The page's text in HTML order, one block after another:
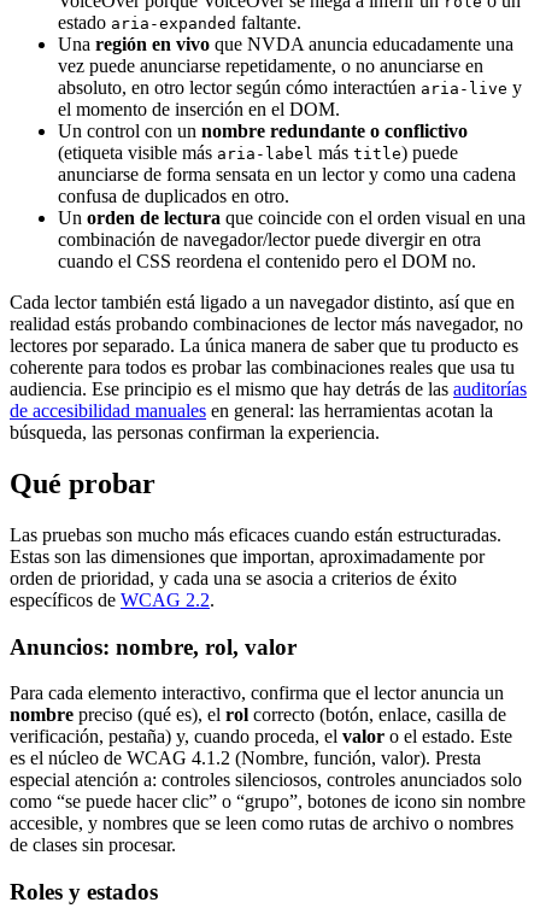
estado aria-expanded faltante.
Una región en vivo que NVDA anuncia educadamente una
vez puede anunciarse repetidamente, o no anunciarse en
absoluto, en otro lector según cómo interactúen aria-live y
el momento de inserción en el DOM.
Un control con un nombre redundante o conflictivo
(etiqueta visible más aria-label más title) puede
anunciarse de forma sensata en un lector y como una cadena
confusa de duplicados en otro.
Un orden de lectura que coincide con el orden visual en una
combinación de navegador/lector puede divergir en otra
cuando el CSS reordena el contenido pero el DOM no.
Cada lector también está ligado a un navegador distinto, así que en
realidad estás probando combinaciones de lector más navegador, no
lectores por separado. La única manera de saber que tu producto es
coherente para todos es probar las combinaciones reales que usa tu
audiencia. Ese principio es el mismo que hay detrás de las auditorías
de accesibilidad manuales en general: las herramientas acotan la
búsqueda, las personas confirman la experiencia.
Qué probar
Las pruebas son mucho más eficaces cuando están estructuradas.
Estas son las dimensiones que importan, aproximadamente por
orden de prioridad, y cada una se asocia a criterios de éxito
específicos de WCAG 2.2.
Anuncios: nombre, rol, valor
Para cada elemento interactivo, confirma que el lector anuncia un
nombre preciso (qué es), el rol correcto (botón, enlace, casilla de
verificación, pestaña) y, cuando proceda, el valor o el estado. Este
es el núcleo de WCAG 4.1.2 (Nombre, función, valor). Presta
especial atención a: controles silenciosos, controles anunciados solo
como “se puede hacer clic” o “grupo”, botones de icono sin nombre
accesible, y nombres que se leen como rutas de archivo o nombres
de clases sin procesar.
Roles y estados